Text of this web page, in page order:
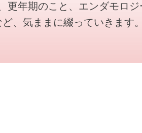
更年期のこと、エンダモロジ
、気ままに綴っていきます。